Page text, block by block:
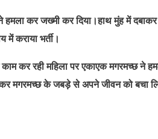
हमला कर जख्मी कर दिया।हाथ मुंह में
में कराया भर्ती।
कर रही महिला पर एकाएक मगरमच्छ ने
कर मगरमच्छ के जबड़े से अपने जीवन को बचा